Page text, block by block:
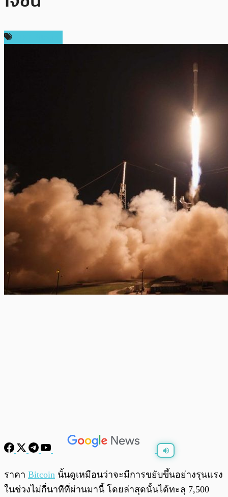
/
ราคา Bitcoin นั้นดูเหมือนว่าจะมีการขยับขึ้นอย่างรุนแรง
ในช่วงไม่กี่นาทีที่ผ่านมานี้ โดยล่าสุดนั้นได้ทะลุ 7,500